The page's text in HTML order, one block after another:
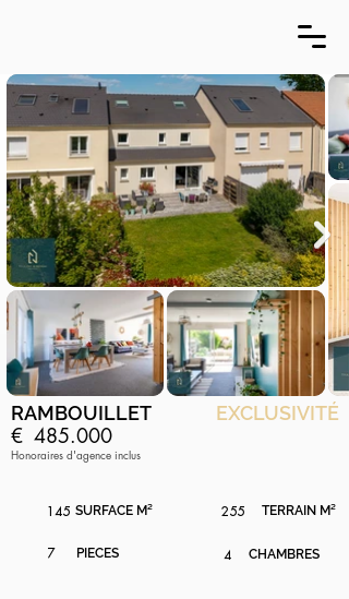
RAMBOUILLET EXCLUSIVITÉ
€ 485.000
Honoraires d'agence inclus
145 SURFACE M²
7 PIECES
TERRAIN M²
255
4 CHAMBRES